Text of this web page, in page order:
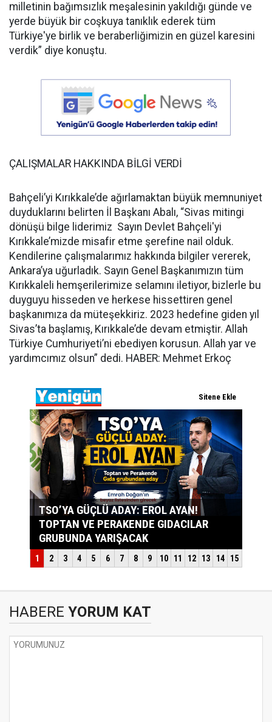
milletinin bağımsızlık meşalesinin yakıldığı günde ve
yerde büyük bir coşkuya tanıklık ederek tüm
Türkiye'ye birlik ve beraberliğimizin en güzel karesini
verdik” diye konuştu.
ÇALIŞMALAR HAKKINDA BİLGİ VERDİ
Bahçeli’yi Kırıkkale’de ağırlamaktan büyük memnuniyet
duyduklarını belirten İl Başkanı Abalı, “Sivas mitingi
dönüşü bilge liderimiz Sayın Devlet Bahçeli'yi
Kırıkkale’mizde misafir etme şerefine nail olduk.
Kendilerine çalışmalarımız hakkında bilgiler vererek,
Ankara’ya uğurladık. Sayın Genel Başkanımızın tüm
Kırıkkaleli hemşerilerimize selamını iletiyor, bizlerle bu
duyguyu hisseden ve herkese hissettiren genel
başkanımıza da müteşekkiriz. 2023 hedefine giden yıl
Sivas’ta başlamış, Kırıkkale’de devam etmiştir. Allah
Türkiye Cumhuriyeti’ni ebediyen korusun. Allah yar ve
yardımcımız olsun” dedi. HABER: Mehmet Erkoç
HABERE YORUM KAT